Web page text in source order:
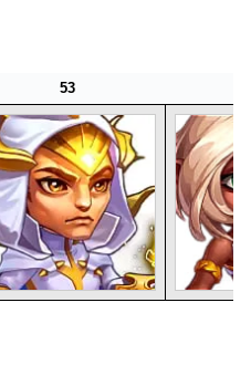
53
53